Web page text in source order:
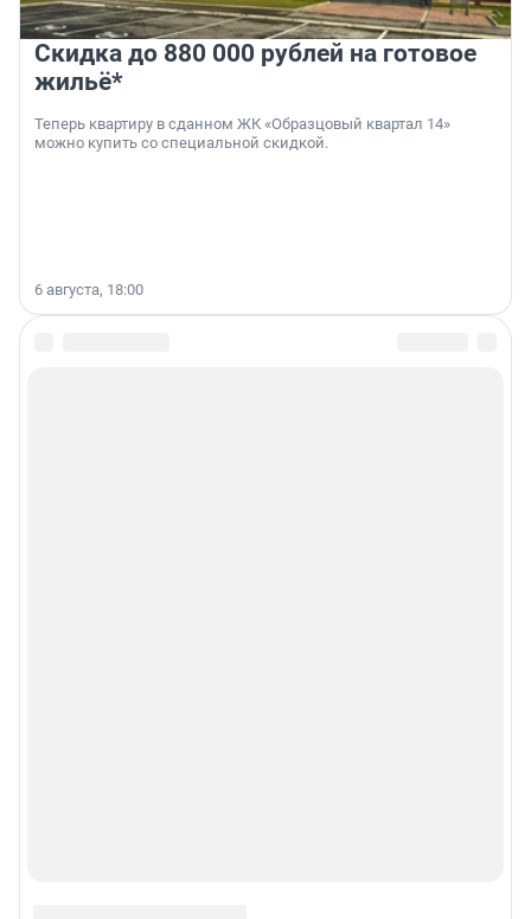
Скидка до 880 000 рублей на готовое
жильё*
Теперь квартиру в сданном ЖК «Образцовый квартал 14»
можно купить со специальной скидкой.
6 августа, 18:00